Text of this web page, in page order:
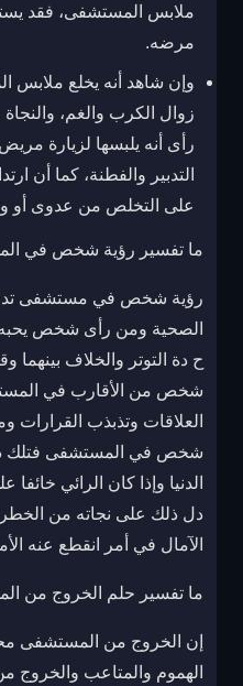
ملابس المستشفى، فقد
مرضه.
وإن شاهد أنه يخلع
زوال الكرب والغم،
رأى أنه يلبسها لزيارة
التدبير والفطنة، كما أن
على التخلص من عدوى أو
ما تفسير رؤية شخص في
رؤية شخص في مستشفى
الصحية ومن رأى شخص
ح دة التوتر والخلاف
شخص من الأقارب في
العلاقات وتذبذب
شخص في المستشفى فتلك
الدنيا وإذا كان الرائي
دل ذلك على نجاته من
الآمال في أمر انقطع عنه
ما تفسير حلم الخروج من
إن الخروج من المستشفى
الهموم والمتاعب والخروج